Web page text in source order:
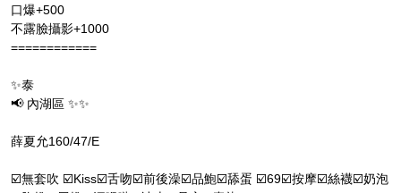
口爆+500
不露臉攝影+1000
============
✨泰
📢 內湖區 ✨✨
薛夏允160/47/E
☑️無套吹 ☑️Kiss☑️舌吻☑️前後澡☑️品鮑☑️舔蛋 ☑️69☑️按摩☑️絲襪☑️奶泡